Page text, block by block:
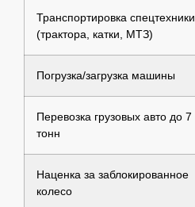
Транспортировка спецтехники
(трактора, катки, МТЗ)
Погрузка/загрузка машины
Перевозка грузовых авто до 7
тонн
Наценка за заблокированное
колесо